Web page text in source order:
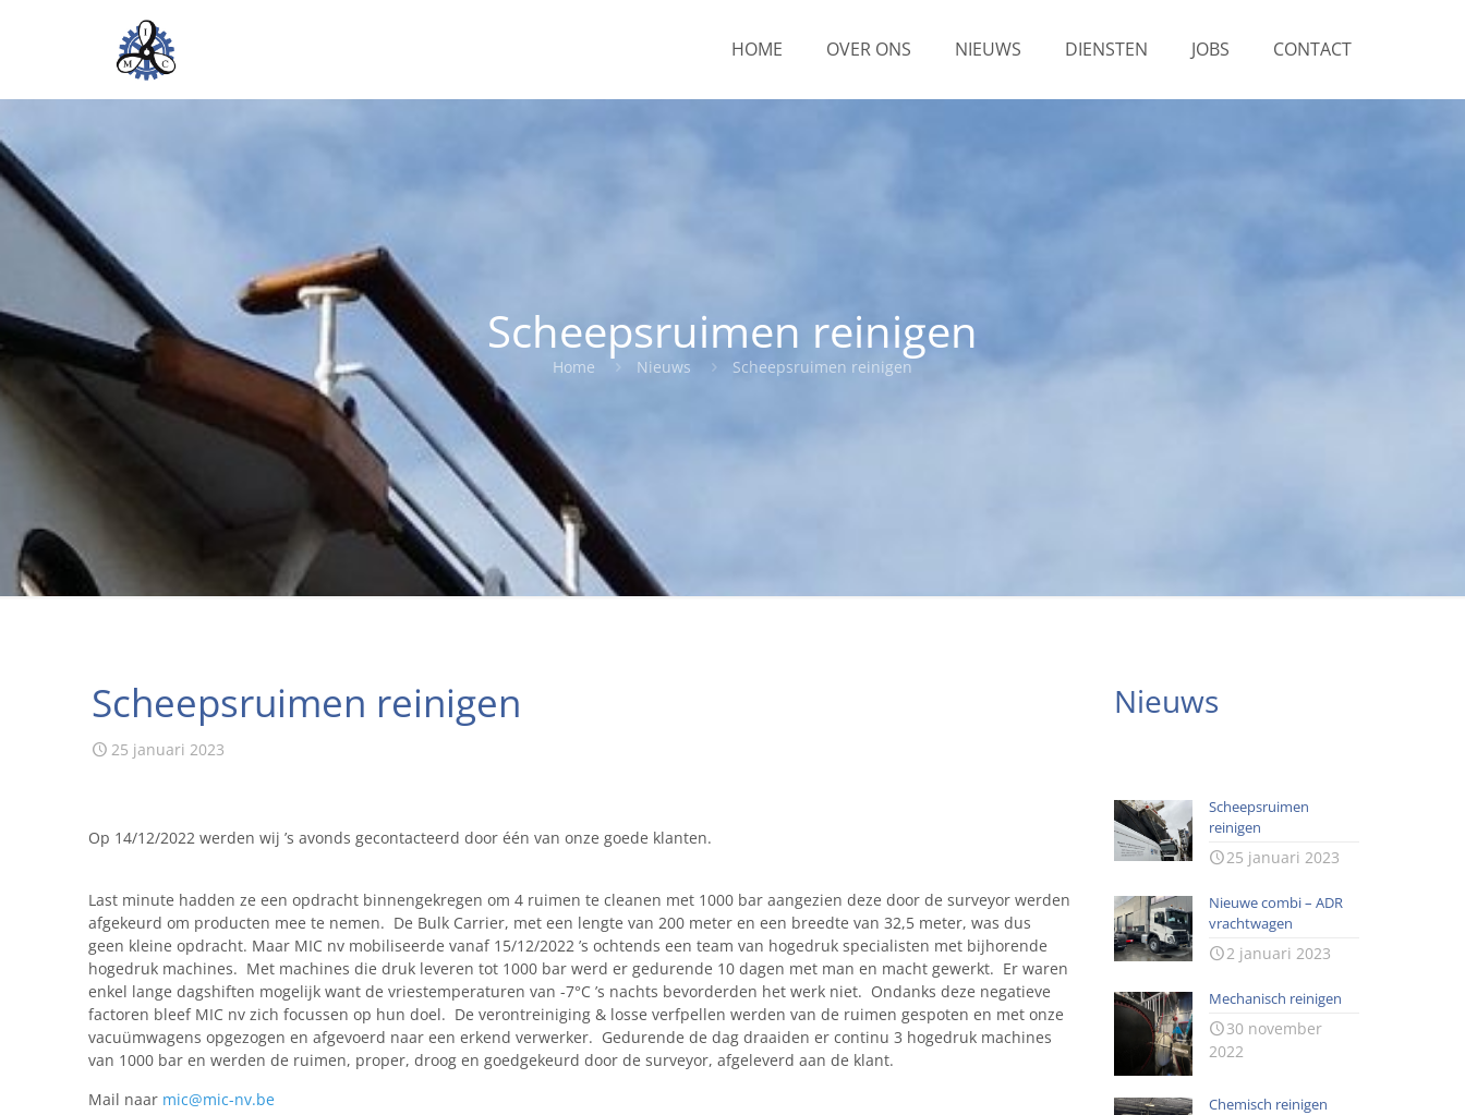
HOME OVER ONS NIEUWS DIENSTEN JOBS CONTACT
Scheepsruimen reinigen
Home Nieuws Scheepsruimen reinigen
Scheepsruimen reinigen
25 januari 2023
Op 14/12/2022 werden wij ’s avonds gecontacteerd door één van onze goede klanten.
Last minute hadden ze een opdracht binnengekregen om 4 ruimen te cleanen met 1000 bar aangezien deze door de surveyor werden
afgekeurd om producten mee te nemen. De Bulk Carrier, met een lengte van 200 meter en een breedte van 32,5 meter, was dus
geen kleine opdracht. Maar MIC nv mobiliseerde vanaf 15/12/2022 ’s ochtends een team van hogedruk specialisten met bijhorende
hogedruk machines. Met machines die druk leveren tot 1000 bar werd er gedurende 10 dagen met man en macht gewerkt. Er waren
enkel lange dagshiften mogelijk want de vriestemperaturen van -7°C ’s nachts bevorderden het werk niet. Ondanks deze negatieve
factoren bleef MIC nv zich focussen op hun doel. De verontreiniging & losse verfpellen werden van de ruimen gespoten en met onze
vacuümwagens opgezogen en afgevoerd naar een erkend verwerker. Gedurende de dag draaiden er continu 3 hogedruk machines
van 1000 bar en werden de ruimen, proper, droog en goedgekeurd door de surveyor, afgeleverd aan de klant.
Mail naar mic@mic-nv.be
Nieuws
Scheepsruimen
reinigen
25 januari 2023
Nieuwe combi – ADR
vrachtwagen
2 januari 2023
Mechanisch reinigen
30 november
2022
Chemisch reinigen